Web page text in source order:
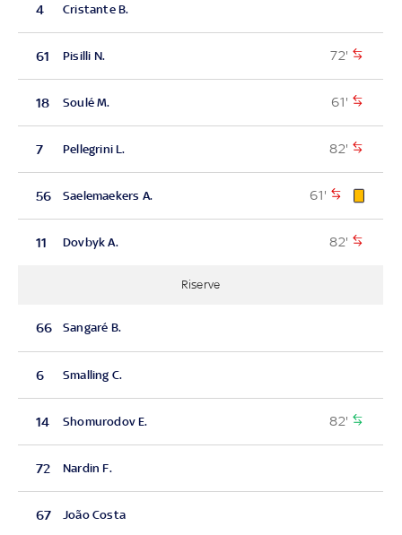
4 Cristante B.
61 Pisilli N. 72'
18 Soulé M. 61'
7 Pellegrini L. 82'
56 Saelemaekers A. 61'
11 Dovbyk A. 82'
Riserve
66 Sangaré B.
6 Smalling C.
14 Shomurodov E. 82'
72 Nardin F.
67 João Costa